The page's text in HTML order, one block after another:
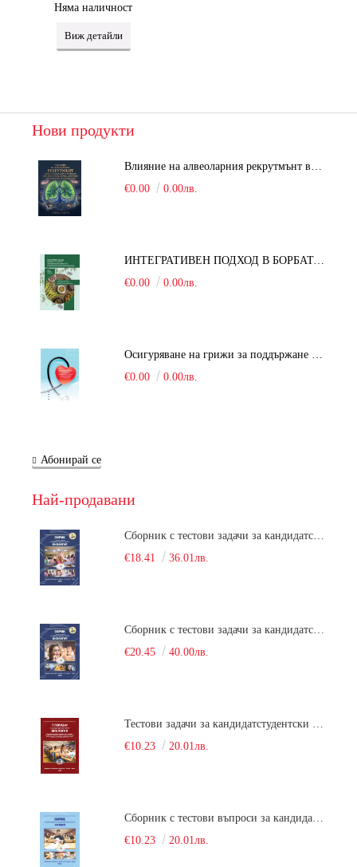
Няма наличност
Виж детайли
Нови продукти
€0.00
0.00лв.
ИНТЕГРАТИВЕН ПОДХОД В БОРБАТА С COVID-19: От патогенезата на Sars-Cov-2 до фитомедицината и етноботаниката. Антивирусна активност и терапевтичен потенциал на българските лечебни растения
€0.00
0.00лв.
€0.00
0.00лв.
Абонирай се
Най-продавани
€18.41
36.01лв.
€20.45
40.00лв.
€10.23
20.01лв.
€10.23
20.01лв.